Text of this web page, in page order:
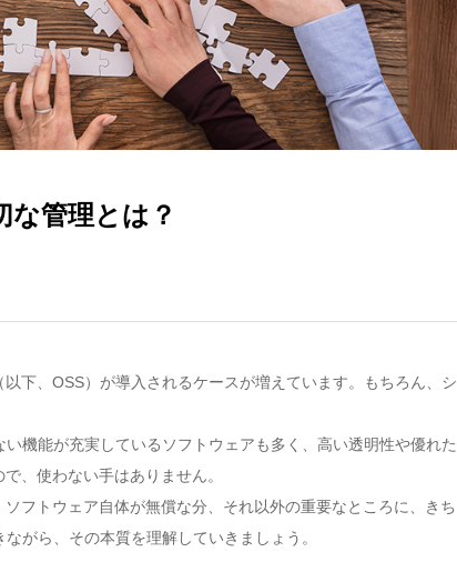
管理とは？
下、OSS）が導入されるケースが増えています。もちろん、シ
機能が充実しているソフトウェアも多く、高い透明性や優れた
、使わない手はありません。
フトウェア自体が無償な分、それ以外の重要なところに、きち
がら、その本質を理解していきましょう。